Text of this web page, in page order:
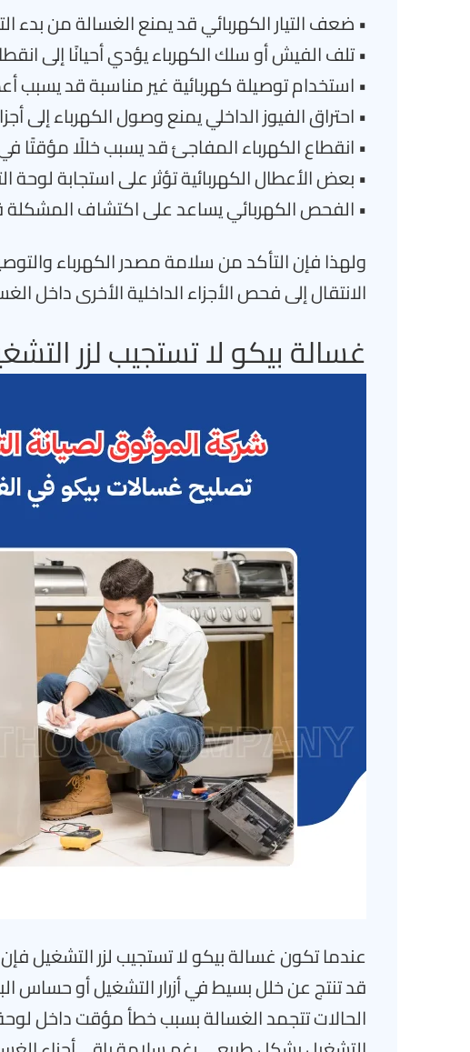
• ضعف التيار الكهربائي قد يمنع الغسالة من بدء
• تلف الفيش أو سلك الكهرباء يؤدي أحيانًا إلى
• استخدام توصيلة كهربائية غير مناسبة قد يسبب
• احتراق الفيوز الداخلي يمنع وصول الكهرباء إلى
• انقطاع الكهرباء المفاجئ قد يسبب خللًا مؤقتًا
• بعض الأعطال الكهربائية تؤثر على استجابة لوحة
• الفحص الكهربائي يساعد على اكتشاف المشكلة
ولهذا فإن التأكد من سلامة مصدر الكهرباء
الانتقال إلى فحص الأجزاء الداخلية الأخرى داخل
غسالة بيكو لا تستجيب لزر
عندما تكون غسالة بيكو لا تستجيب لزر التشغيل
قد تنتج عن خلل بسيط في أزرار التشغيل أو حساس
الحالات تتجمد الغسالة بسبب خطأ مؤقت داخل